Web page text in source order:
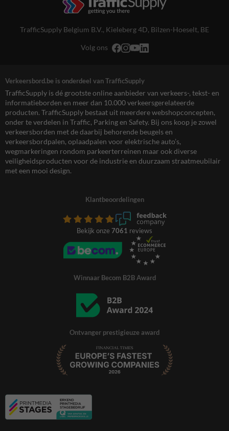
TrafficSupply Belgium B.V., Kieleberg 4D, Bilzen-Hoeselt, BE
Volg ons
Verkeersbord.be is onderdeel van TrafficSupply
TrafficSupply is dé grootste online aanbieder van verkeers-, tekst- en
informatieborden en meer dan 10.000 verkeersgerelateerde
producten. TrafficSupply bestaat uit meerdere webshopconcepten,
onder te verdelen in Traffic, Parking en Safety. Bij ons koop je zowel
verkeersborden met de daarbij behorende beugels en
verkeersbordpalen, oplaadpalen voor elektrische auto’s,
wegmarkeringen rondom parkeerterreinen maar ook diverse
veiligheidsproducten voor de industrie en duurzaam straatmeubilair
met een mooi design.
Klantbeoordelingen
Bekijk onze 7061 reviews
Winnaar Becom B2B Award
Ontvanger prestigieuze award